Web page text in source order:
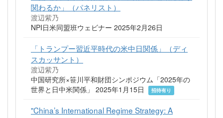
関わるか」（パネリスト）
渡辺紫乃
NPI日米同盟班ウェビナー 2025年2月26日
「トランプー習近平時代の米中日関係」（ディ
スカッサント）
渡辺紫乃
中国研究所×笹川平和財団シンポジウム「2025年の
世界と日中米関係」 2025年1月15日
招待有り
"China’s International Regime Strategy: A